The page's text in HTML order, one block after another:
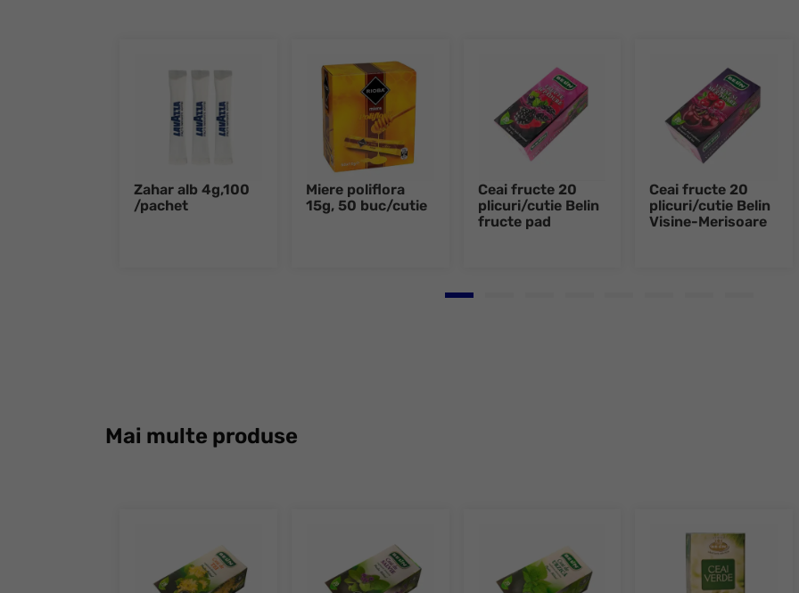
Zahar alb 4g,100
/pachet
Miere poliflora
15g, 50 buc/cutie
Ceai fructe 20
plicuri/cutie Belin
fructe pad
Ceai fructe 20
plicuri/cutie Belin
Visine-Merisoare
Go to slide 1
Mai multe produse